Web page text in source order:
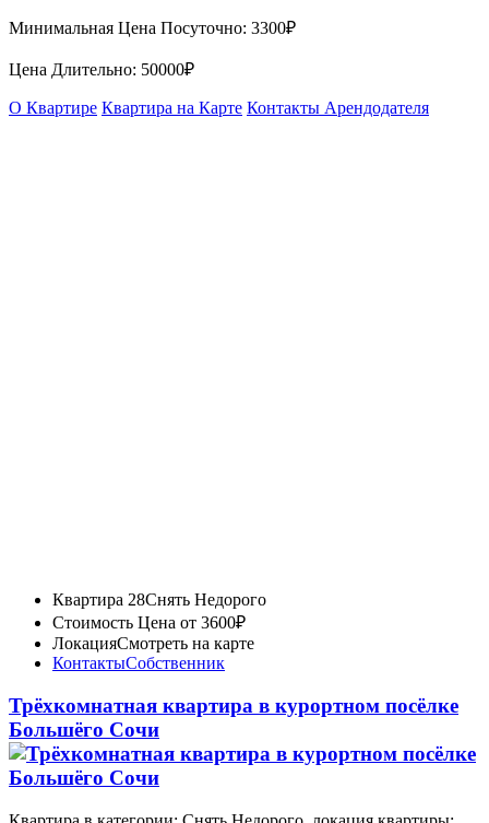
Минимальная Цена Посуточно: 3300₽
Цена Длительно: 50000₽
О Квартире Квартира на Карте Контакты Арендодателя
Квартира 28Снять Недорого
Стоимость Цена от 3600₽
ЛокацияСмотреть на карте
КонтактыСобственник
Трёхкомнатная квартира в курортном посёлке
Большёго Сочи